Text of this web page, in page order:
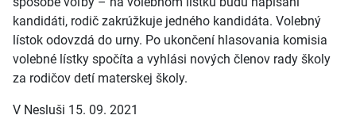
kandidáti, rodič zakrúžkuje jedného kandidáta. Volebný
lístok odovzdá do urny. Po ukončení hlasovania komisia
volebné lístky spočíta a vyhlási nových členov rady školy
za rodičov detí materskej školy.
V Nesluši 15. 09. 2021